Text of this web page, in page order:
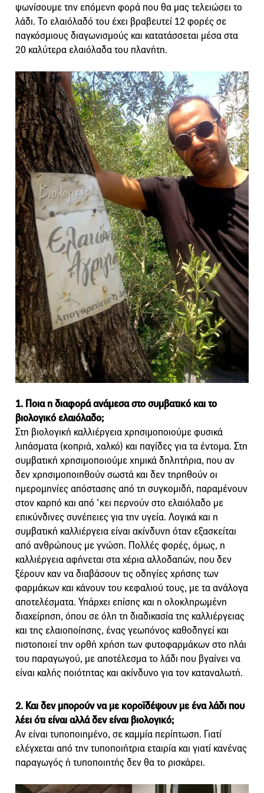
ψωνίσουμε την επόμενη φορά που θα μας τελειώσει το
λάδι. Το ελαιόλαδό του έχει βραβευτεί 12 φορές σε
παγκόσμιους διαγωνισμούς και κατατάσσεται μέσα στα
20 καλύτερα ελαιόλαδα του πλανήτη.
1. Ποια η διαφορά ανάμεσα στο συμβατικό και το
βιολογικό ελαιόλαδο;
Στη βιολογική καλλιέργεια χρησιμοποιούμε φυσικά
λιπάσματα (κοπριά, χαλκό) και παγίδες για τα έντομα. Στη
συμβατική χρησιμοποιούμε χημικά δηλητήρια, που αν
δεν χρησιμοποιηθούν σωστά και δεν τηρηθούν οι
ημερομηνίες απόστασης από τη συγκομιδή, παραμένουν
στον καρπό και από ‘κει περνούν στο ελαιόλαδο με
επικύνδινες συνέπειες για την υγεία. Λογικά και η
συμβατική καλλιέργεια είναι ακίνδυνη όταν εξασκείται
από ανθρώπους με γνώση. Πολλές φορές, όμως, η
καλλιέργεια αφήνεται στα χέρια αλλοδαπών, που δεν
ξέρουν καν να διαβάσουν τις οδηγίες χρήσης των
φαρμάκων και κάνουν του κεφαλιού τους, με τα ανάλογα
αποτελέσματα. Υπάρχει επίσης και η ολοκληρωμένη
διαχείρηση, όπου σε όλη τη διαδικασία της καλλιέργειας
και της ελαιοποίησης, ένας γεωπόνος καθοδηγεί και
πιστοποιεί την ορθή χρήση των φυτοφαρμάκων στο πλάι
του παραγωγού, με αποτέλεσμα το λάδι που βγαίνει να
είναι καλής ποιότητας και ακίνδυνο για τον καταναλωτή.
2. Και δεν μπορούν να με κοροϊδέψουν με ένα λάδι που
λέει ότι είναι αλλά δεν είναι βιολογικό;
Αν είναι τυποποιημένο, σε καμμία περίπτωση. Γιατί
ελέγχεται από την τυποποιήτρια εταιρία και γιατί κανένας
παραγωγός ή τυποποιητής δεν θα το ρισκάρει.